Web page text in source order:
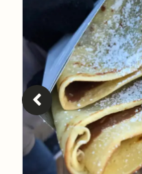
spectacles,
décoration
photo Père
cadeaux
Notre équipe
A à Z pour
Noël